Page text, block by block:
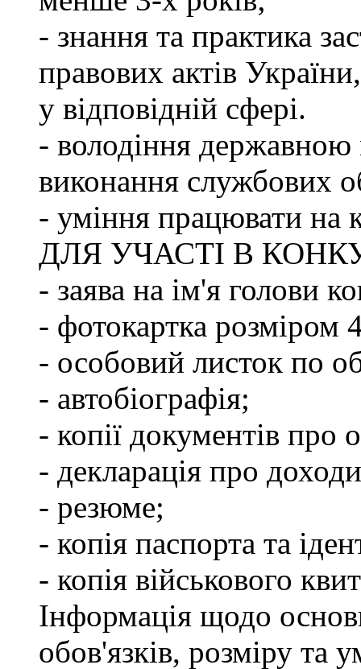
- знання та практика
правових актів
у відповідній сфері.
- володіння державною
виконання службових
- уміння працювати на
ДЛЯ УЧАСТІ В
- заява на ім'я голови
- фотокартка розміром
- особовий листок по
- автобіографія;
- копії документів про
- декларація про
- резюме;
- копія паспорта та
- копія військового
Інформація щодо
обов'язків, розміру та